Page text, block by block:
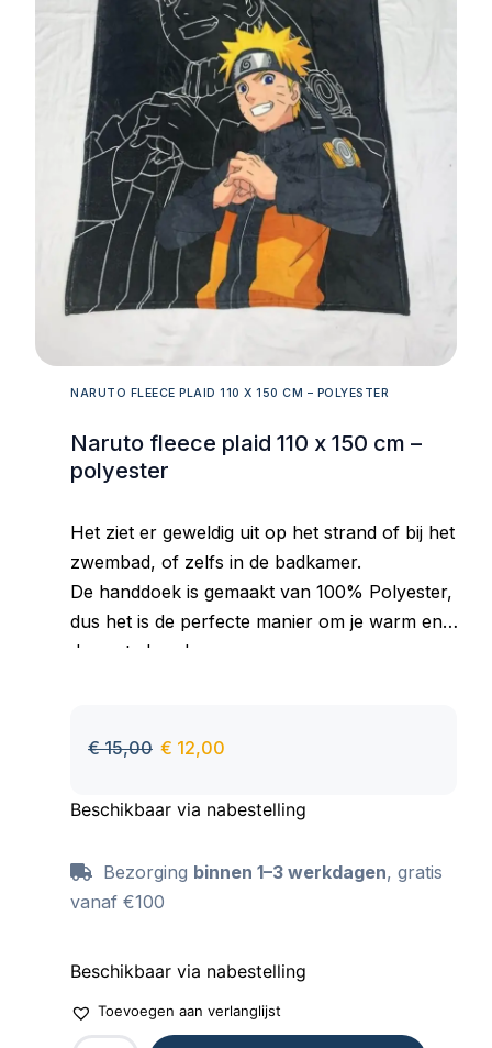
NARUTO FLEECE PLAID 110 X 150 CM – POLYESTER
Naruto fleece plaid 110 x 150 cm –
polyester
Het ziet er geweldig uit op het strand of bij het
zwembad, of zelfs in de badkamer.
De handdoek is gemaakt van 100% Polyester,
dus het is de perfecte manier om je warm en
droog te houden.
wasbeurten.
€15,00 € 12,00
Beschikbaar via nabestelling
Bezorging binnen 1–3 werkdagen, gratis
vanaf €100
Beschikbaar via nabestelling
Toevoegen aan verlanglijst